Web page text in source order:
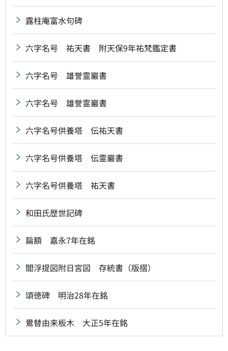
露柱庵富水句碑
六字名号 祐天書 附天保9年祐梵鑑定書
六字名号 雄誉霊巖書
六字名号 雄誉霊巖書
六字名号供養塔 伝祐天書
六字名号供養塔 伝霊巖書
六字名号供養塔 祐天書
和田氏歴世記碑
扁額 嘉永7年在銘
閻浮提図附日宮図 存統書（版摺）
頌徳碑 明治28年在銘
鷽替由来板木 大正5年在銘